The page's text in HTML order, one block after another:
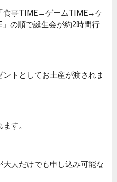
食事TIME→ゲームTIME→ケ
の順で誕生会が約2時間行
トとしてお土産が渡されま
す。
人だけでも申し込み可能な